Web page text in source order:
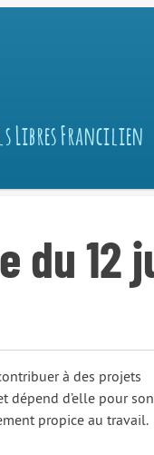
Libres Francilien
du 12
à des projets
dépend d’elle pour son
propice au travail.